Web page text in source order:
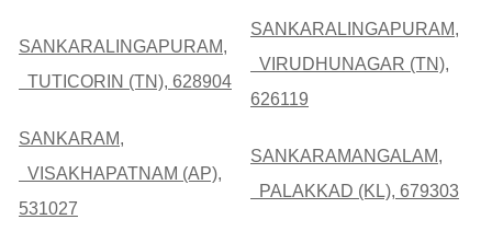
SANKARALINGAPURAM,
TUTICORIN (TN), 628904
SANKARALINGAPURAM,
VIRUDHUNAGAR (TN),
626119
SANKARAM,
VISAKHAPATNAM (AP),
531027
SANKARAMANGALAM,
PALAKKAD (KL), 679303